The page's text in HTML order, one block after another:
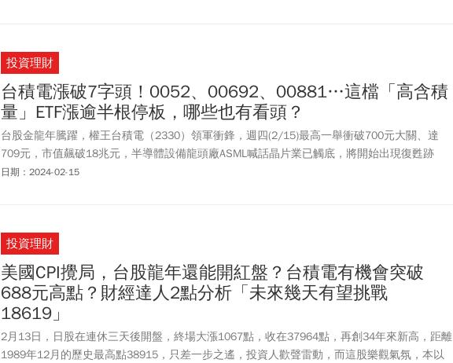
投資理財
台積電漲破7字頭！0052、00692、00881…這檔「高含積
量」ETF漲逾半根停板，哪些也有看頭？
台股金龍年騰躍，權王台積電（2330）領軍衝鋒，週四(2/15)最高一舉衝破700元大關、達
709元，市值飆破18兆元，半導體設備龍頭廠ASML喊話晶片業已觸底，將開始出現復甦跡
象，以台積電為首的半導體族群獲投資人積極搶進。「高含積量」ETF也吸金，占比最高的富
日期：2024-02-15
投資理財
美國CPI攪局，台股龍年還能開紅盤？台積電有機會突破
688元高點？財經達人2點分析「未來幾天有望挑戰
18619」
2月13日，日股在連休三天後開盤，終場大漲1067點，收在37964點，再創34年來新高，距離
1989年12月的歷史最高點38915，只差一步之遙，投資人歡聲雷動，而這股樂觀氣氛，本以